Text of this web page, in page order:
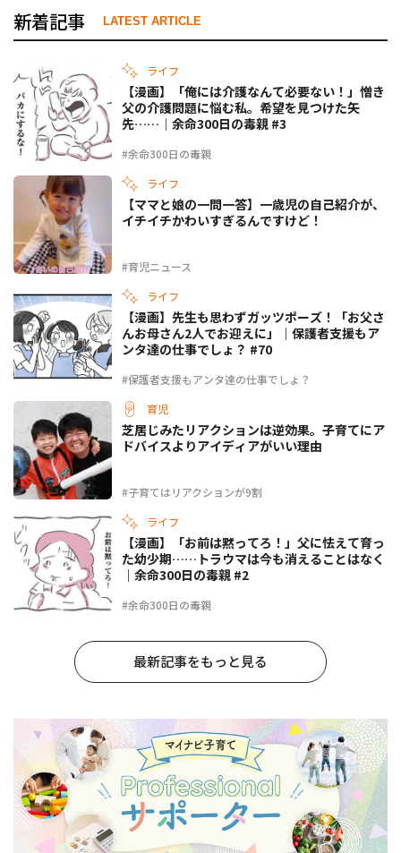
新着記事 LATEST ARTICLE
ライフ
#余命300日の毒親
【漫画】「俺には介護なんて必要ない！」憎き
父の介護問題に悩む私。希望を見つけた矢
先……｜余命300日の毒親 #3
ライフ
#育児ニュース
【ママと娘の一問一答】一歳児の自己紹介が、
イチイチかわいすぎるんですけど！
ライフ
#保護者支援もアンタ達の仕事でしょ？
【漫画】先生も思わずガッツポーズ！「お父さ
んお母さん2人でお迎えに」｜保護者支援もア
ンタ達の仕事でしょ？ #70
育児
#子育てはリアクションが9割
芝居じみたリアクションは逆効果。子育てにア
ドバイスよりアイディアがいい理由
ライフ
#余命300日の毒親
【漫画】「お前は黙ってろ！」父に怯えて育っ
た幼少期……トラウマは今も消えることはなく
｜余命300日の毒親 #2
最新記事をもっと見る